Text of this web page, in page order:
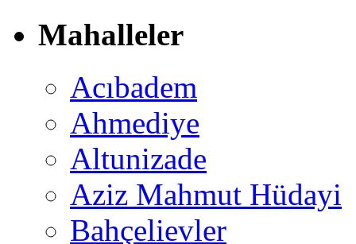
Mahalleler
Acıbadem
Ahmediye
Altunizade
Aziz Mahmut Hüdayi
Bahçelievler